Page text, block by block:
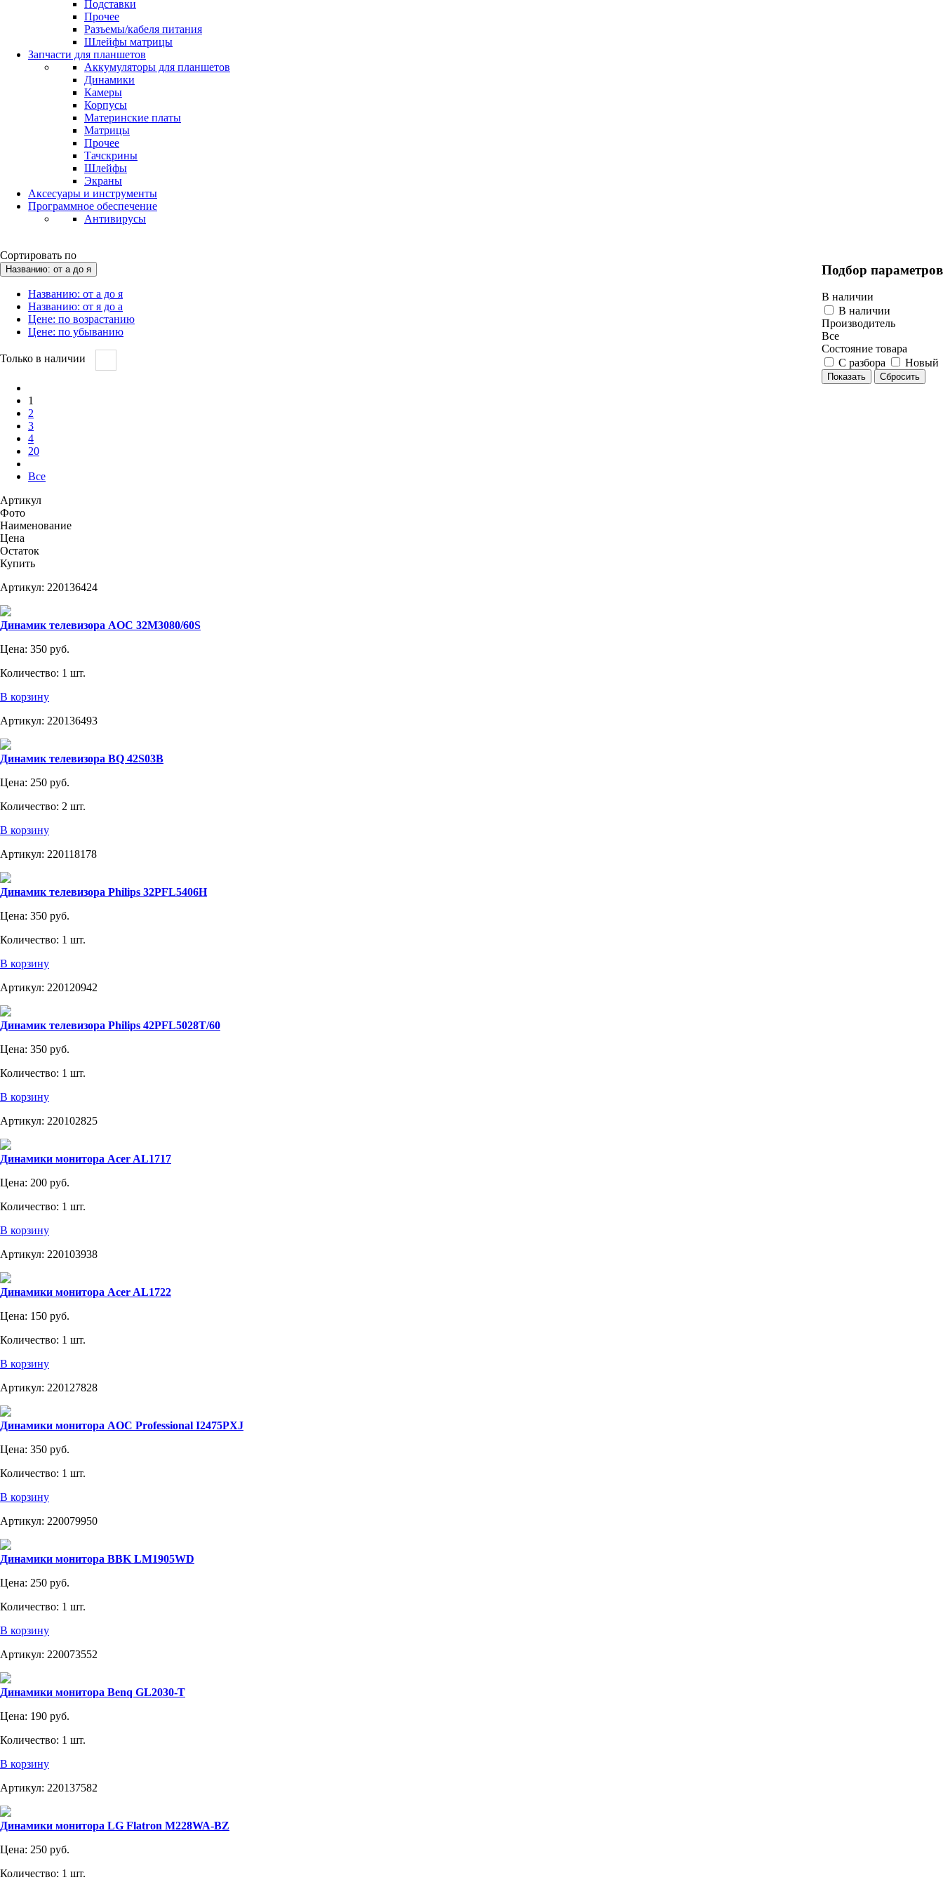
Подставки
Прочее
Разъемы/кабеля питания
Шлейфы матрицы
Запчасти для планшетов
Аккумуляторы для планшетов
Динамики
Камеры
Корпусы
Материнские платы
Матрицы
Прочее
Тачскрины
Шлейфы
Экраны
Аксесуары и инструменты
Программное обеспечение
Антивирусы
Подбор параметров
В наличии
В наличии
Производитель
Все
Состояние товара
С разбора
Новый
Сортировать по
Названию: от а до я
Названию: от а до я
Названию: от я до а
Цене: по возрастанию
Цене: по убыванию
Только в наличии
1
2
3
4
20
Все
Артикул
Фото
Наименование
Цена
Остаток
Купить
Артикул: 220136424
Динамик телевизора AOC 32M3080/60S
Цена: 350 руб.
Количество: 1 шт.
В корзину
Артикул: 220136493
Динамик телевизора BQ 42S03B
Цена: 250 руб.
Количество: 2 шт.
В корзину
Артикул: 220118178
Динамик телевизора Philips 32PFL5406H
Цена: 350 руб.
Количество: 1 шт.
В корзину
Артикул: 220120942
Динамик телевизора Philips 42PFL5028T/60
Цена: 350 руб.
Количество: 1 шт.
В корзину
Артикул: 220102825
Динамики монитора Acer AL1717
Цена: 200 руб.
Количество: 1 шт.
В корзину
Артикул: 220103938
Динамики монитора Acer AL1722
Цена: 150 руб.
Количество: 1 шт.
В корзину
Артикул: 220127828
Динамики монитора AOC Professional I2475PXJ
Цена: 350 руб.
Количество: 1 шт.
В корзину
Артикул: 220079950
Динамики монитора BBK LM1905WD
Цена: 250 руб.
Количество: 1 шт.
В корзину
Артикул: 220073552
Динамики монитора Benq GL2030-T
Цена: 190 руб.
Количество: 1 шт.
В корзину
Артикул: 220137582
Динамики монитора LG Flatron M228WA-BZ
Цена: 250 руб.
Количество: 1 шт.